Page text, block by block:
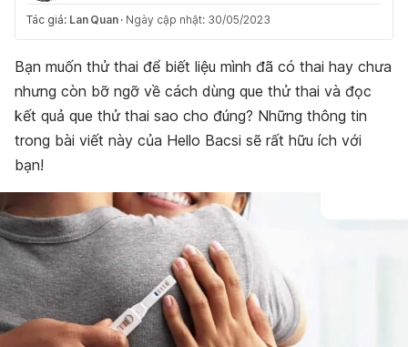
Tác giả: Lan Quan · Ngày cập nhật: 30/05/2023
Bạn muốn thử thai để biết liệu mình đã có thai hay chưa
nhưng còn bỡ ngỡ về cách dùng que thử thai và đọc
kết quả que thử thai sao cho đúng? Những thông tin
trong bài viết này của Hello Bacsi sẽ rất hữu ích với
bạn!